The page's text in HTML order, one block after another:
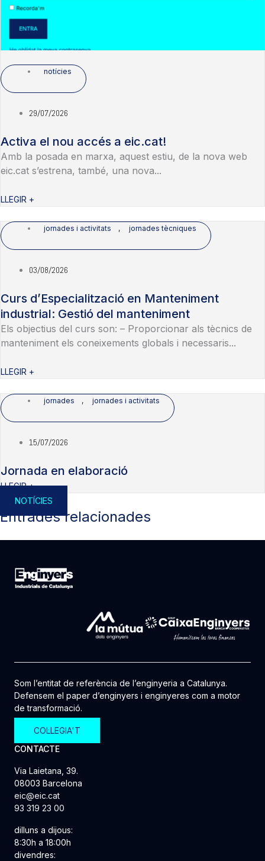
notícies
29/07/2026
Activa el nou accés a eic.cat!
Amb la posada en marxa, aquest estiu, de la nova web
eic.cat s’estrena, també, una nova...
LLEGIR +
jornades i activitats , jornades tècniques
03/08/2026
Curs d’Especialització en Manteniment
industrial: Gestió del manteniment
Els objectius del curs son: – Proporcionar als tècnics de
manteniment els coneixements globals i necessaris...
LLEGIR +
jornades , jornades i activitats
15/07/2026
Jornada en elaboració
LLEGIR +
NOTÍCIES
Entrades relacionades
Som l’entitat de referència de l’enginyeria a Catalunya.
Defensem el paper d’enginyers i enginyeres com a motor
de transformació.
COL·LEGIA'T
CONTACTE
Via Laietana, 39.
08003 Barcelona
eic@eic.cat
93 319 23 00
dilluns a dijous:
8:30h a 18:00h
divendres: